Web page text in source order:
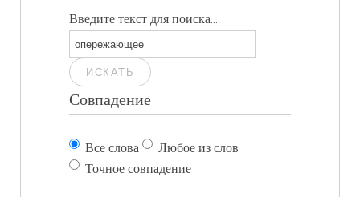
Введите текст для поиска...
ИСКАТЬ
Совпадение
Все слова
Любое из слов
Точное совпадение